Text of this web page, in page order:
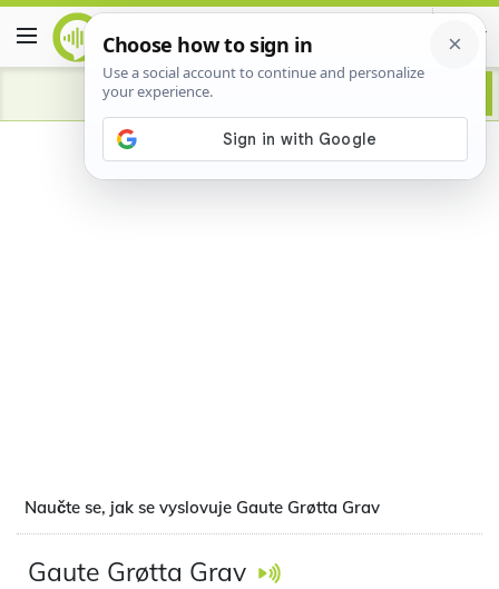
Advertisement
Naučte se, jak se vyslovuje Gaute Grøtta Grav
Gaute Grøtta Grav